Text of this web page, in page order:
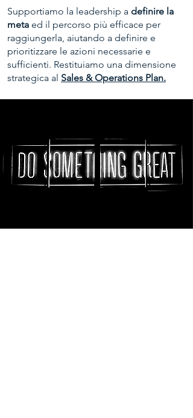
Supportiamo la leadership a definire la
meta ed il percorso più efficace per
raggiungerla, aiutando a definire e
prioritizzare le azioni necessarie e
sufficienti. Restituiamo una dimensione
strategica al Sales & Operations Plan.